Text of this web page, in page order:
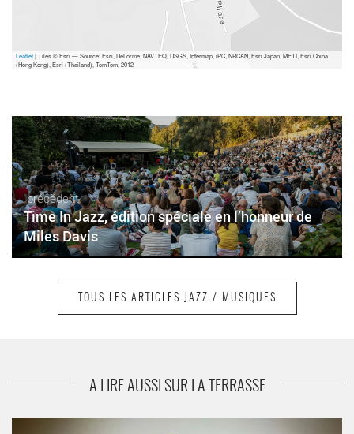
Leaflet| Tiles © Esri — Source: Esri, DeLorme, NAVTEQ, USGS, Intermap, iPC, NRCAN, Esri Japan, METI, Esri China
(Hong Kong), Esri (Thailand), TomTom, 2012
précédent
Time In Jazz, édition spéciale en l’honneur de
Miles Davis
Festival All Stars du New Morning
TOUS LES ARTICLES JAZZ / MUSIQUES
A LIRE AUSSI SUR LA TERRASSE